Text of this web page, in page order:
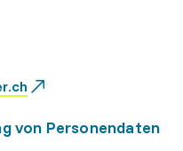
von Personendaten